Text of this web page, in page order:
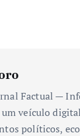
Factual —
um veículo
políticos,